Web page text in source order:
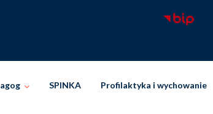
SPINKA Profilaktyka i wychowanie